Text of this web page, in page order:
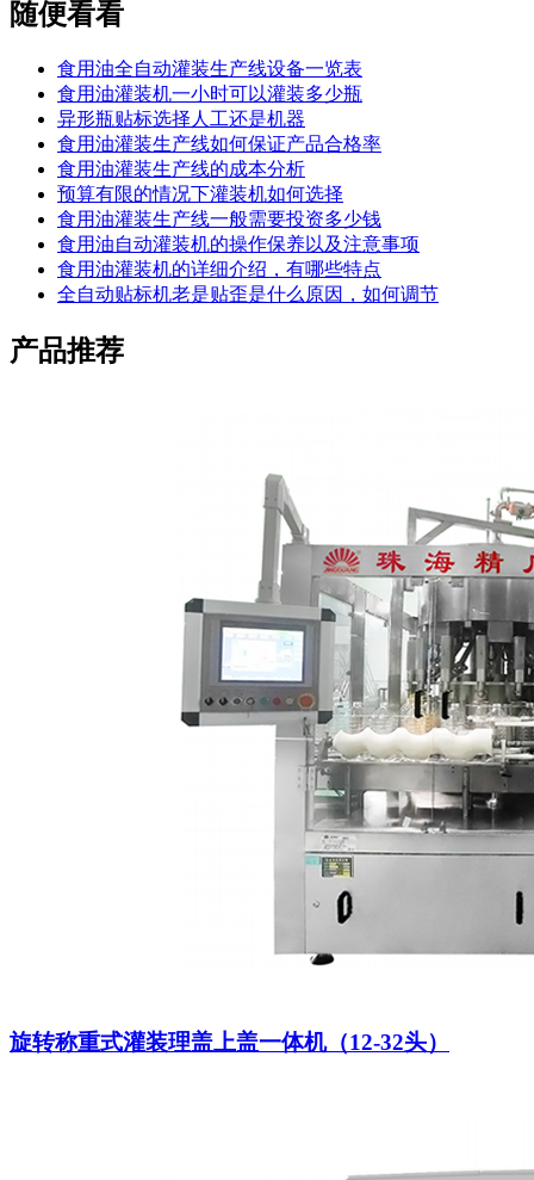
随便看看
食用油全自动灌装生产线设备一览表
食用油灌装机一小时可以灌装多少瓶
异形瓶贴标选择人工还是机器
食用油灌装生产线如何保证产品合格率
食用油灌装生产线的成本分析
预算有限的情况下灌装机如何选择
食用油灌装生产线一般需要投资多少钱
食用油自动灌装机的操作保养以及注意事项
食用油灌装机的详细介绍，有哪些特点
全自动贴标机老是贴歪是什么原因，如何调节
产品推荐
旋转称重式灌装理盖上盖一体机（12-32头）